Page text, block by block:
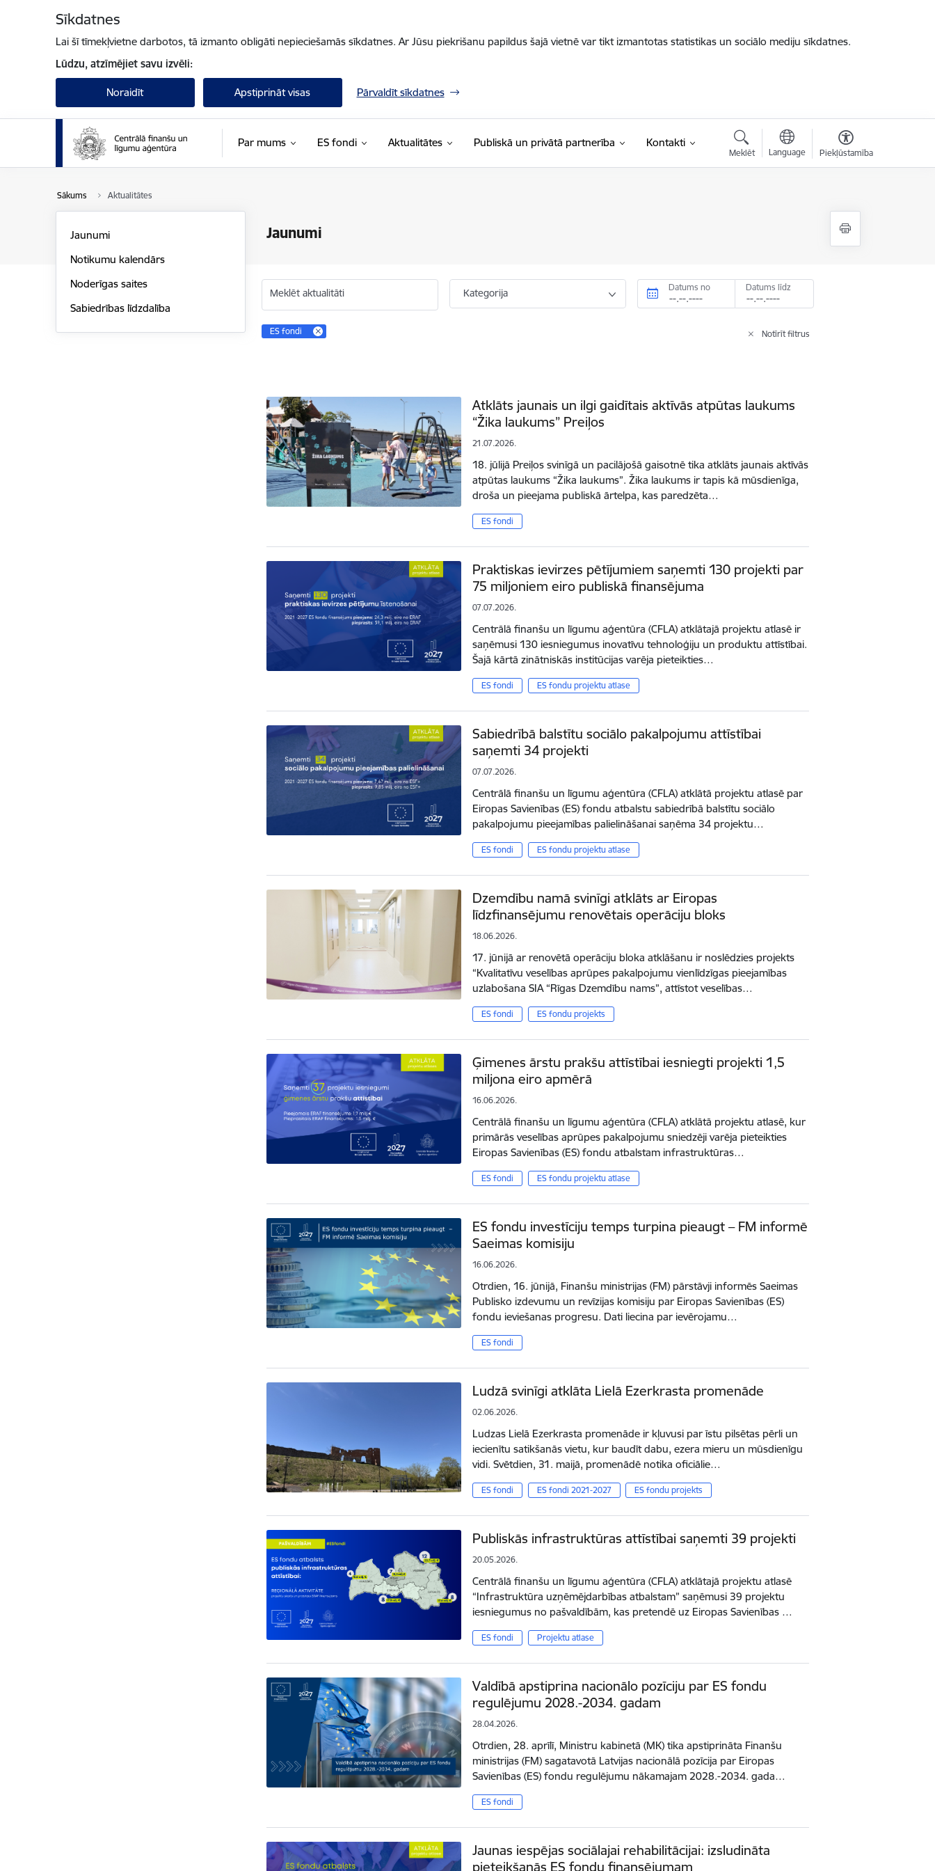
Sīkdatnes
Lai šī tīmekļvietne darbotos, tā izmanto obligāti nepieciešamās sīkdatnes. Ar Jūsu piekrišanu papildus šajā vietnē var tikt izmantotas statistikas un sociālo mediju sīkdatnes.
Lūdzu, atzīmējiet savu izvēli:
Noraidīt Apstiprināt visas Pārvaldīt sīkdatnes
Par mums ES fondi Aktualitātes Publiskā un privātā partnerība Kontakti
Meklēt Language Piekļūstamība
Sākums Aktualitātes
Jaunumi
Jaunumi
Notikumu kalendārs
Noderīgas saites
Sabiedrības līdzdalība
Meklēt aktualitāti Kategorija Datums no Datums līdz
ES fondi Notīrīt filtrus
Atklāts jaunais un ilgi gaidītais aktīvās atpūtas laukums
“Žika laukums” Preiļos
21.07.2026.
18. jūlijā Preiļos svinīgā un pacilājošā gaisotnē tika atklāts jaunais aktīvās
atpūtas laukums “Žika laukums”. Žika laukums ir tapis kā mūsdienīga,
droša un pieejama publiskā ārtelpa, kas paredzēta…
ES fondi
Praktiskas ievirzes pētījumiem saņemti 130 projekti par
75 miljoniem eiro publiskā finansējuma
07.07.2026.
Centrālā finanšu un līgumu aģentūra (CFLA) atklātajā projektu atlasē ir
saņēmusi 130 iesniegumus inovatīvu tehnoloģiju un produktu attīstībai.
Šajā kārtā zinātniskās institūcijas varēja pieteikties…
ES fondi ES fondu projektu atlase
Sabiedrībā balstītu sociālo pakalpojumu attīstībai
saņemti 34 projekti
07.07.2026.
Centrālā finanšu un līgumu aģentūra (CFLA) atklātā projektu atlasē par
Eiropas Savienības (ES) fondu atbalstu sabiedrībā balstītu sociālo
pakalpojumu pieejamības palielināšanai saņēma 34 projektu…
ES fondi ES fondu projektu atlase
Dzemdību namā svinīgi atklāts ar Eiropas
līdzfinansējumu renovētais operāciju bloks
18.06.2026.
17. jūnijā ar renovētā operāciju bloka atklāšanu ir noslēdzies projekts
“Kvalitatīvu veselības aprūpes pakalpojumu vienlīdzīgas pieejamības
uzlabošana SIA “Rīgas Dzemdību nams”, attīstot veselības…
ES fondi ES fondu projekts
Ģimenes ārstu prakšu attīstībai iesniegti projekti 1,5
miljona eiro apmērā
16.06.2026.
Centrālā finanšu un līgumu aģentūra (CFLA) atklātā projektu atlasē, kur
primārās veselības aprūpes pakalpojumu sniedzēji varēja pieteikties
Eiropas Savienības (ES) fondu atbalstam infrastruktūras…
ES fondi ES fondu projektu atlase
ES fondu investīciju temps turpina pieaugt – FM informē
Saeimas komisiju
16.06.2026.
Otrdien, 16. jūnijā, Finanšu ministrijas (FM) pārstāvji informēs Saeimas
Publisko izdevumu un revīzijas komisiju par Eiropas Savienības (ES)
fondu ieviešanas progresu. Dati liecina par ievērojamu…
ES fondi
Ludzā svinīgi atklāta Lielā Ezerkrasta promenāde
02.06.2026.
Ludzas Lielā Ezerkrasta promenāde ir kļuvusi par īstu pilsētas pērli un
iecienītu satikšanās vietu, kur baudīt dabu, ezera mieru un mūsdienīgu
vidi. Svētdien, 31. maijā, promenādē notika oficiālie…
ES fondi ES fondi 2021-2027 ES fondu projekts
Publiskās infrastruktūras attīstībai saņemti 39 projekti
20.05.2026.
Centrālā finanšu un līgumu aģentūra (CFLA) atklātajā projektu atlasē
“Infrastruktūra uzņēmējdarbības atbalstam” saņēmusi 39 projektu
iesniegumus no pašvaldībām, kas pretendē uz Eiropas Savienības …
ES fondi Projektu atlase
Valdībā apstiprina nacionālo pozīciju par ES fondu
regulējumu 2028.-2034. gadam
28.04.2026.
Otrdien, 28. aprīlī, Ministru kabinetā (MK) tika apstiprināta Finanšu
ministrijas (FM) sagatavotā Latvijas nacionālā pozīcija par Eiropas
Savienības (ES) fondu regulējumu nākamajam 2028.-2034. gada…
ES fondi
Jaunas iespējas sociālajai rehabilitācijai: izsludināta
pieteikšanās ES fondu finansējumam